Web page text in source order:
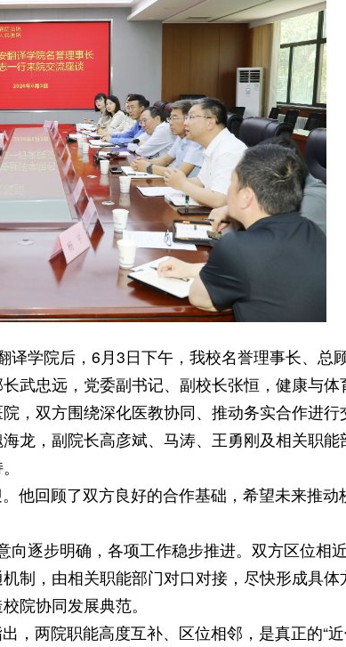
译学院后，6月3日下午，我校名誉理事长、总
武忠远，党委副书记、副校长张恒，健康与体
，双方围绕深化医教协同、推动务实合作进行
龙，副院长高彦斌、马涛、王勇刚及相关职能
他回顾了双方良好的合作基础，希望未来推动
向逐步明确，各项工作稳步推进。双方区位相
制，由相关职能部门对口对接，尽快形成具体
院协同发展典范。
两院职能高度互补、区位相邻，是真正的“近